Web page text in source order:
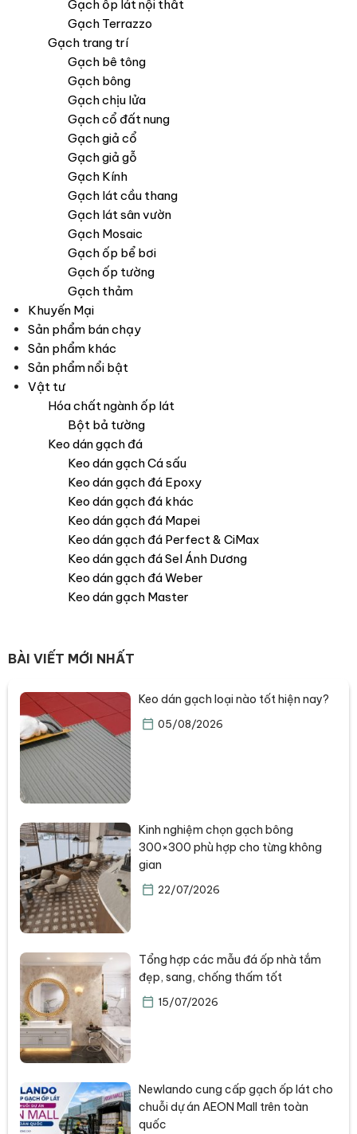
Gạch ốp lát nội thất
Gạch Terrazzo
Gạch trang trí
Gạch bê tông
Gạch bông
Gạch chịu lửa
Gạch cổ đất nung
Gạch giả cổ
Gạch giả gỗ
Gạch Kính
Gạch lát cầu thang
Gạch lát sân vườn
Gạch Mosaic
Gạch ốp bể bơi
Gạch ốp tường
Gạch thảm
Khuyến Mại
Sản phẩm bán chạy
Sản phẩm khác
Sản phẩm nổi bật
Vật tư
Hóa chất ngành ốp lát
Bột bả tường
Keo dán gạch đá
Keo dán gạch Cá sấu
Keo dán gạch đá Epoxy
Keo dán gạch đá khác
Keo dán gạch đá Mapei
Keo dán gạch đá Perfect & CiMax
Keo dán gạch đá Sel Ánh Dương
Keo dán gạch đá Weber
Keo dán gạch Master
BÀI VIẾT MỚI NHẤT
Keo dán gạch loại nào tốt hiện nay?
05/08/2026
Kinh nghiệm chọn gạch bông
300×300 phù hợp cho từng không
gian
22/07/2026
Tổng hợp các mẫu đá ốp nhà tắm
đẹp, sang, chống thấm tốt
15/07/2026
Newlando cung cấp gạch ốp lát cho
chuỗi dự án AEON Mall trên toàn
quốc